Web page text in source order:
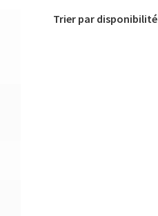
Trier par disponibilité